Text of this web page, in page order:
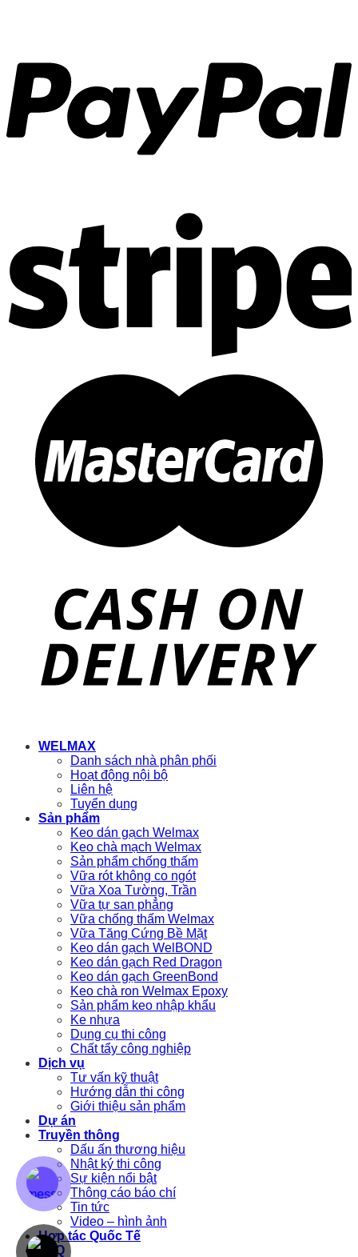
WELMAX
Danh sách nhà phân phối
Hoạt động nội bộ
Liên hệ
Tuyển dụng
Sản phẩm
Keo dán gạch Welmax
Keo chà mạch Welmax
Sản phẩm chống thấm
Vữa rót không co ngót
Vữa Xoa Tường, Trần
Vữa tự san phẳng
Vữa chống thấm Welmax
Vữa Tăng Cứng Bề Mặt
Keo dán gạch WelBOND
Keo dán gạch Red Dragon
Keo dán gạch GreenBond
Keo chà ron Welmax Epoxy
Sản phẩm keo nhập khẩu
Ke nhựa
Dụng cụ thi công
Chất tẩy công nghiệp
Dịch vụ
Tư vấn kỹ thuật
Hướng dẫn thi công
Giới thiệu sản phẩm
Dự án
Truyền thông
Dấu ấn thương hiệu
Nhật ký thi công
Sự kiện nổi bật
Thông cáo báo chí
Tin tức
Video – hình ảnh
Hợp tác Quốc Tế
FAQ